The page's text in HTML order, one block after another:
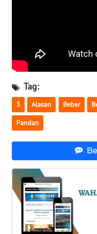
Tag:
3 Alasan Beber
Pandan
SULUT
WN
MALUKU
WN
DAIRI
WN
DANAU
TOBA